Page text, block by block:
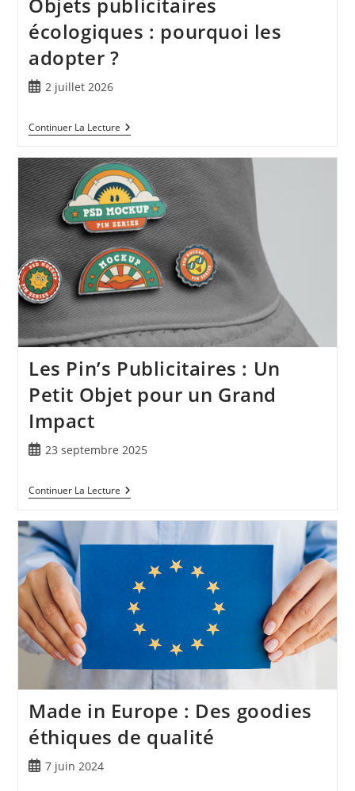
écologiques : pourquoi les
adopter ?
2 juillet 2026
Continuer La Lecture
Les Pin’s Publicitaires : Un
Petit Objet pour un Grand
Impact
23 septembre 2025
Continuer La Lecture
Made in Europe : Des goodies
éthiques de qualité
7 juin 2024